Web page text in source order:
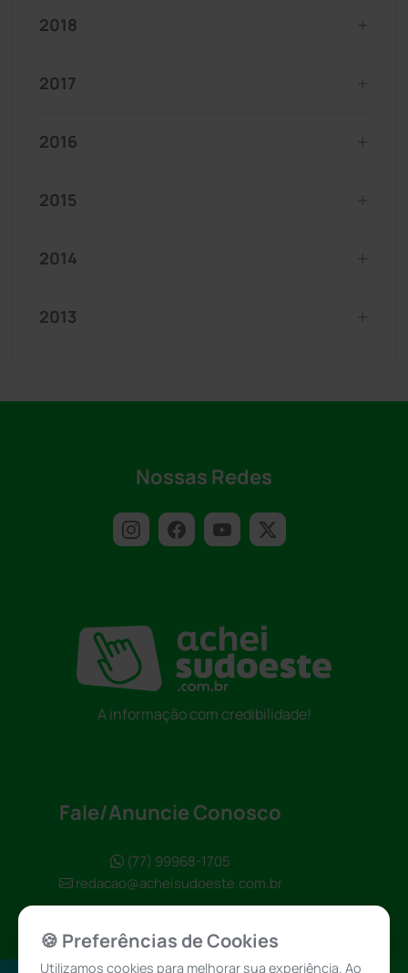
2018
2017
2016
2015
2014
2013
Nossas Redes
A informação com credibilidade!
Fale/Anuncie Conosco
(77) 99968-1705
redacao@acheisudoeste.com.br
🍪 Preferências de Cookies
Utilizamos cookies para melhorar sua experiência. Ao